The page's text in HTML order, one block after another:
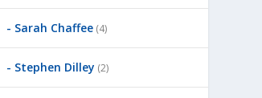
Sarah Chaffee (4)
Stephen Dilley (2)